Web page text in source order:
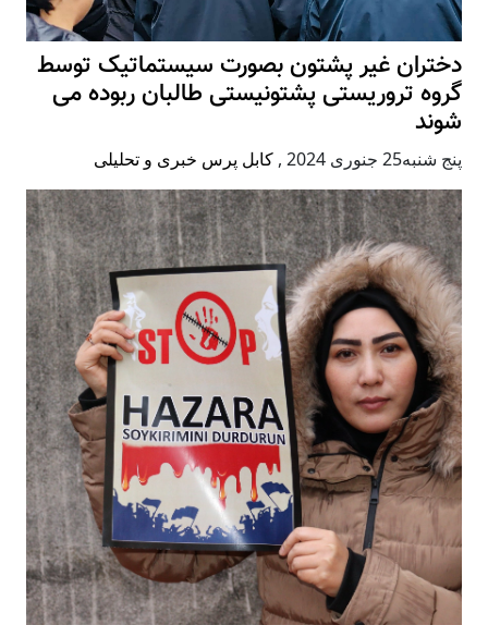
دختران غیر پشتون بصورت سیستماتیک توسط
گروه تروریستی پشتونیستی طالبان ربوده می
شوند
پنج شنبه25 جنوری 2024 , کابل پرس خبری و تحلیلی